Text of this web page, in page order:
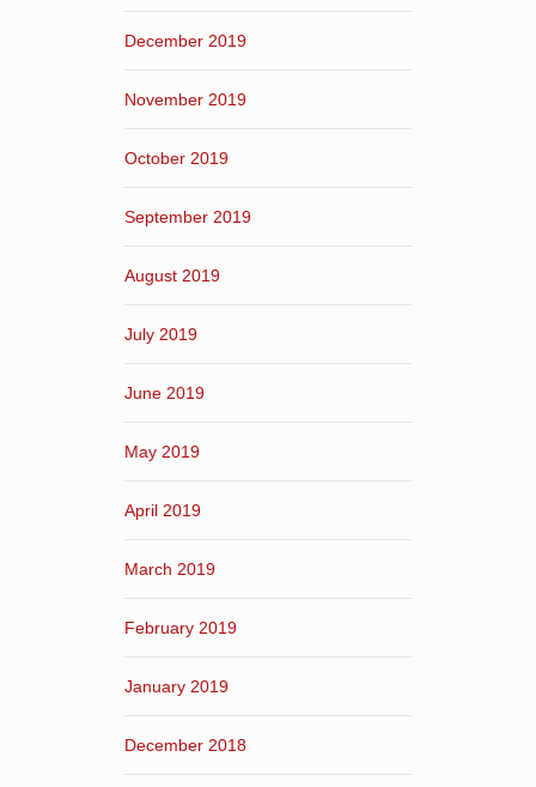
December 2019
November 2019
October 2019
September 2019
August 2019
July 2019
June 2019
May 2019
April 2019
March 2019
February 2019
January 2019
December 2018